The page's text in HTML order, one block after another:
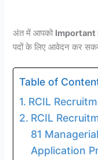
अंत में आपको Important
पदों के लिए आवेदन कर
Table of
RCIL
RCIL
81
Application